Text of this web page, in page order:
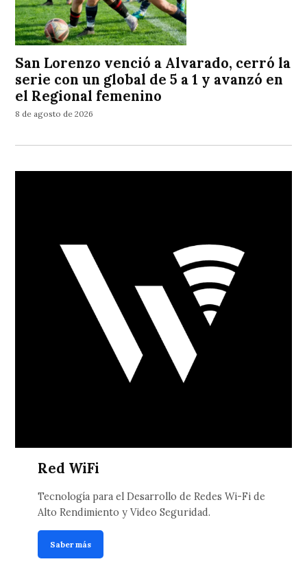
San Lorenzo venció a Alvarado, cerró la
serie con un global de 5 a 1 y avanzó en
el Regional femenino
8 de agosto de 2026
Red WiFi
Tecnología para el Desarrollo de Redes Wi-Fi de
Alto Rendimiento y Video Seguridad.
Saber más